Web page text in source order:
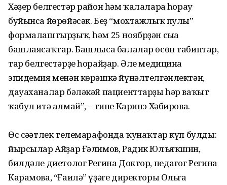
Хәҙер белгестәр район һәм ҡалаларға һорау
буйынса йөрөйәсәк. Беҙ “мохтажлыҡ пулы”
формалаштырҙыҡ, һәм 25 ноябрҙән сыға
башлаясаҡтар. Башлыса балалар өсөн табиптар,
тар белгестәрҙе һорайҙар. Әле медицина
эпидемия менән көрәшкә йүнәлтелгәнлектән,
дауаханалар бәләкәй пациенттарҙы һәр ваҡыт
ҡабул итә алмай”, – тине Каринэ Хәбирова.
Өс сәғәтлек телемарафонда ҡунаҡтар күп булды:
йырсылар Айҙар Ғәлимов, Радик Юлъяҡшин,
билдәле диетолог Регина Доктор, педагог Регина
Карамова, “Ғаилә” үҙәге директоры Ольга